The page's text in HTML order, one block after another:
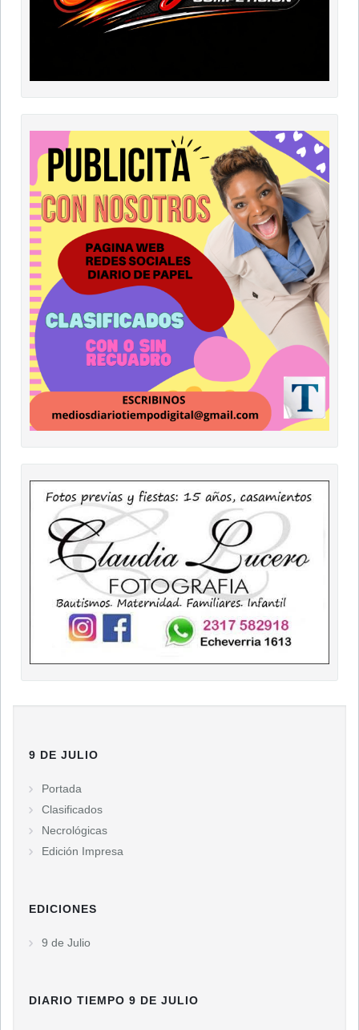
9 DE JULIO
Portada
Clasificados
Necrológicas
Edición Impresa
EDICIONES
9 de Julio
DIARIO TIEMPO 9 DE JULIO